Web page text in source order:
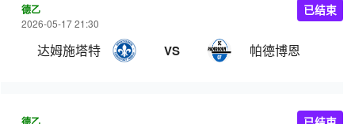
德乙
2026-05-17 21:30
达姆施塔特 VS 帕德博恩
已结束